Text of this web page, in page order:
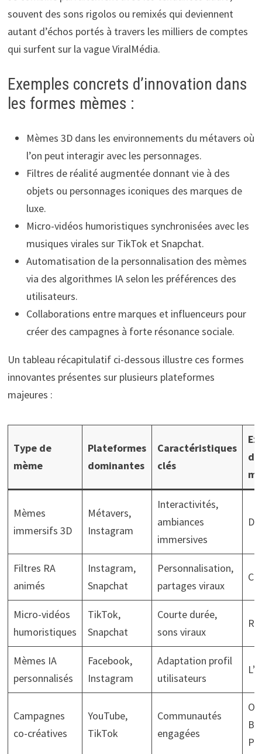
souvent des sons rigolos ou remixés qui deviennent
autant d’échos portés à travers les milliers de comptes
qui surfent sur la vague ViralMédia.
Exemples concrets d’innovation dans
les formes mèmes :
Mèmes 3D dans les environnements du métavers où
l’on peut interagir avec les personnages.
Filtres de réalité augmentée donnant vie à des
objets ou personnages iconiques des marques de
luxe.
Micro-vidéos humoristiques synchronisées avec les
musiques virales sur TikTok et Snapchat.
Automatisation de la personnalisation des mèmes
via des algorithmes IA selon les préférences des
utilisateurs.
Collaborations entre marques et influenceurs pour
créer des campagnes à forte résonance sociale.
Un tableau récapitulatif ci-dessous illustre ces formes
innovantes présentes sur plusieurs plateformes
majeures :
Type de
mème
Plateformes
dominantes
Caractéristiques
clés
de
Mèmes
immersifs 3D
Métavers,
Instagram
Interactivités,
ambiances
immersives
Filtres RA
animés
Instagram,
Snapchat
Personnalisation,
partages viraux
Micro-vidéos
humoristiques
TikTok,
Snapchat
Courte durée,
sons viraux
Mèmes IA
personnalisés
Facebook,
Instagram
Adaptation profil
utilisateurs
Campagnes
co-créatives
YouTube,
TikTok
Communautés
engagées